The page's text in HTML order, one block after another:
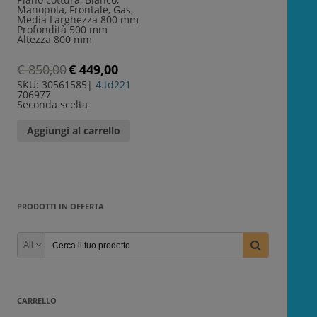
Manopola, Frontale, Gas,
Media Larghezza 800 mm
Profondità 500 mm
Altezza 800 mm
€850,00€ 449,00
SKU: 30561585 | 4.td221
706977
Seconda scelta
Aggiungi al carrello
PRODOTTI IN OFFERTA
All
CARRELLO